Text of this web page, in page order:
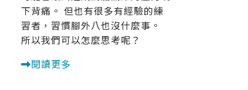
下背痛。 但也有很多有經驗的練
習者，習慣腳外八也沒什麼事。
所以我們可以怎麼思考呢？
閱讀更多